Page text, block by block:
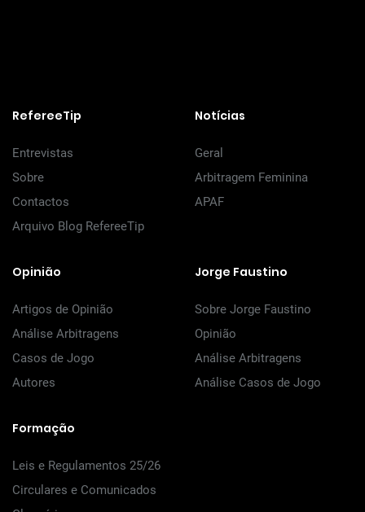
RefereeTip
Entrevistas
Sobre
Contactos
Arquivo Blog RefereeTip
Notícias
Geral
Arbitragem Feminina
APAF
Opinião
Artigos de Opinião
Análise Arbitragens
Casos de Jogo
Autores
Jorge Faustino
Sobre Jorge Faustino
Opinião
Análise Arbitragens
Análise Casos de Jogo
Formação
Leis e Regulamentos 25/26
Circulares e Comunicados